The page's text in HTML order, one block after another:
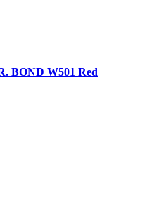
BOND W501 Red